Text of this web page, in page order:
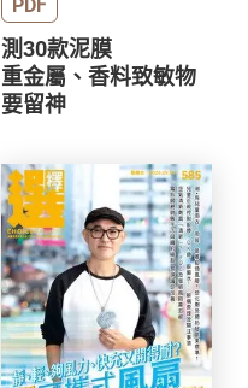
PDF
測30款泥膜
重金屬、香料致敏物
要留神